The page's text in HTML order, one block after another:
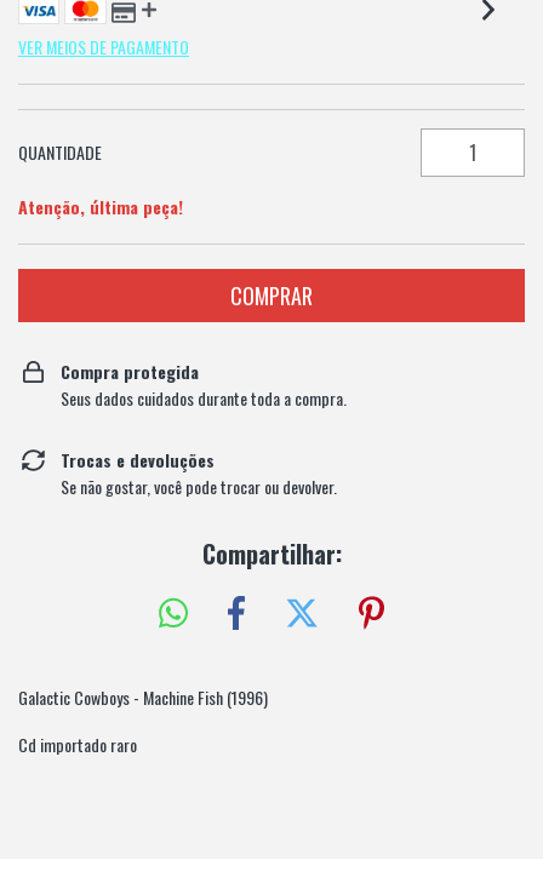
VER MEIOS DE PAGAMENTO
QUANTIDADE
Atenção, última peça!
Compra protegida
Seus dados cuidados durante toda a compra.
Trocas e devoluções
Se não gostar, você pode trocar ou devolver.
Compartilhar:
Galactic Cowboys - Machine Fish (1996)
Cd importado raro